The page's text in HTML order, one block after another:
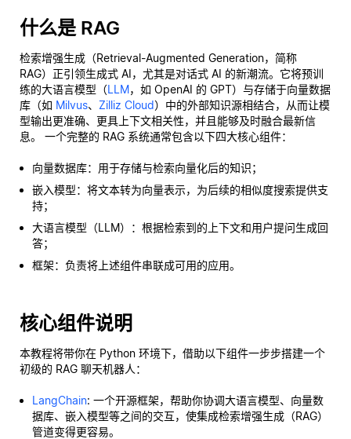
什么是 RAG
检索增强生成（Retrieval-Augmented Generation，简称
RAG）正引领生成式 AI，尤其是对话式 AI 的新潮流。它将预训
练的大语言模型（LLM，如 OpenAI 的 GPT）与存储于向量数据
库（如 Milvus、 Zilliz Cloud）中的外部知识源相结合，从而让模
型输出更准确、更具上下文相关性，并且能够及时融合最新信
息。 一个完整的 RAG 系统通常包含以下四大核心组件：
向量数据库：用于存储与检索向量化后的知识；
嵌入模型：将文本转为向量表示，为后续的相似度搜索提供支
持；
大语言模型（LLM）：根据检索到的上下文和用户提问生成回
答；
框架：负责将上述组件串联成可用的应用。
核心组件说明
本教程将带你在 Python 环境下，借助以下组件一步步搭建一个
初级的 RAG 聊天机器人：
LangChain: 一个开源框架，帮助你协调大语言模型、向量数
据库、嵌入模型等之间的交互，使集成检索增强生成（RAG）
管道变得更容易。